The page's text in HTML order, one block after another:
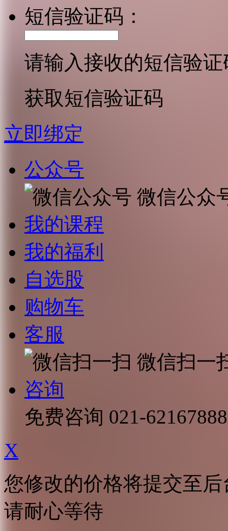
短信验证码：
请输入接收的短信验证
获取短信验证码
立即绑定
公众号
微信公众
我的课程
我的福利
自选股
购物车
客服
微信扫一
咨询
免费咨询 021-62167888
X
您修改的价格将提交至
请耐心等待